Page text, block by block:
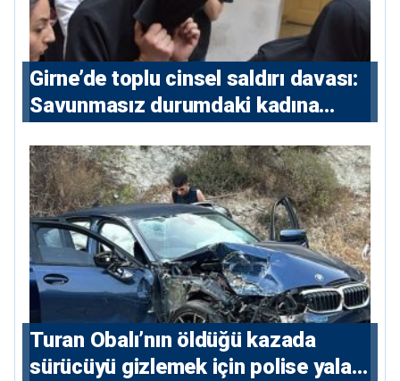
Girne’de toplu cinsel saldırı davası:
Savunmasız durumdaki kadına
Turan Obalı’nın öldüğü kazada
sürücüyü gizlemek için polise yalan